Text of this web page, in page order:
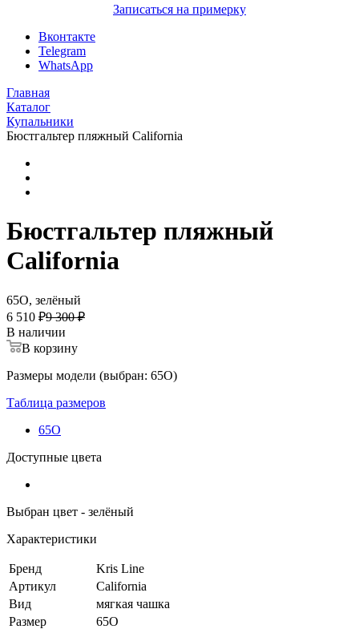
Записаться на примерку
Вконтакте
Telegram
WhatsApp
Главная
Каталог
Купальники
Бюстгальтер пляжный California
Бюстгальтер пляжный
California
65O, зелёный
6 510 ₽9 300 ₽
В наличии
В корзину
Размеры модели (выбран: 65O)
Таблица размеров
65O
Доступные цвета
Выбран цвет - зелёный
Характеристики
Бренд
Kris Line
Артикул
California
Вид
мягкая чашка
Размер
65O